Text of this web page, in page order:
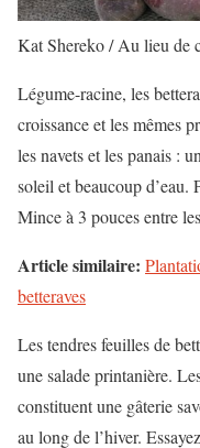
Kat Shereko / Au lieu de
Légume-racine, les
croissance et les mêmes
les navets et les panais :
soleil et beaucoup d’eau.
Mince à 3 pouces entre
Article similaire:
betteraves
Les tendres feuilles de
une salade printanière.
constituent une gâterie
au long de l’hiver.